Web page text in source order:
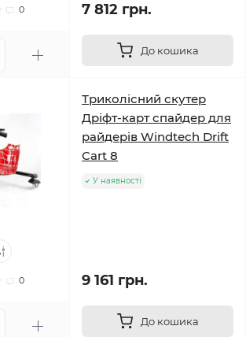
0 7 812 грн.
До кошика
0
Триколісний скутер
Дріфт-карт спайдер для
райдерів Windtech Drift
Cart 8
У наявності
9 161 грн.
До кошика